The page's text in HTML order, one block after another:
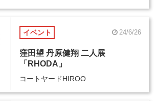
イベント 24/6/26
窪田望 丹原健翔 二人展
「RHODA」
コートヤードHIROO